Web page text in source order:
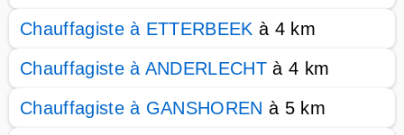
Chauffagiste à ETTERBEEK à 4 km
Chauffagiste à ANDERLECHT à 4 km
Chauffagiste à GANSHOREN à 5 km